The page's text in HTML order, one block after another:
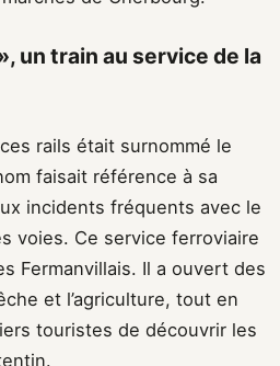
un train au service de la
rails était surnommé le
faisait référence à sa
incidents fréquents avec le
voies. Ce service ferroviaire
Fermanvillais. Il a ouvert des
et l’agriculture, tout en
touristes de découvrir les